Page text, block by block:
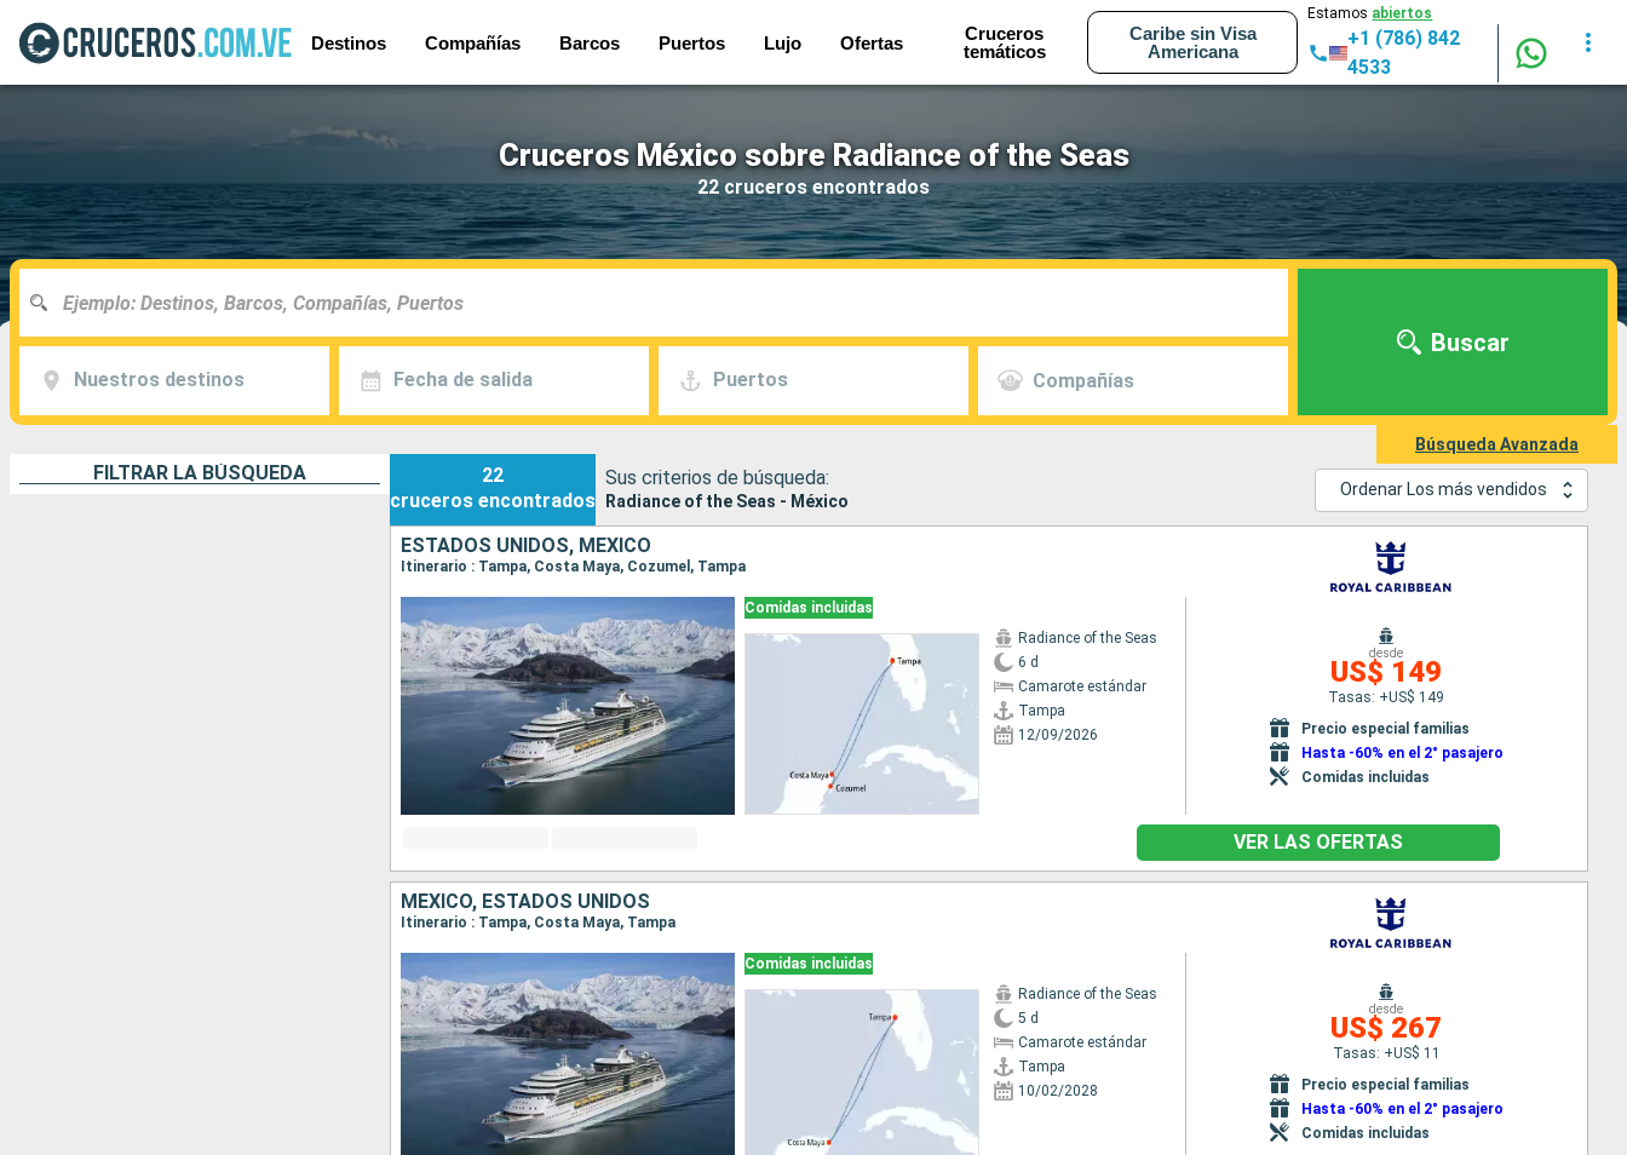
Destinos Compañías Barcos Puertos Lujo Ofertas
Cruceros
temáticos
Caribe sin Visa
Americana
Estamos abiertos
+1 (786) 842
4533
Cruceros México sobre Radiance of the Seas
22 cruceros encontrados
Nuestros destinos Fecha de salida Puertos Compañías
Buscar
Búsqueda Avanzada
FILTRAR LA BÚSQUEDA
22
cruceros encontrados
Sus criterios de búsqueda:
Radiance of the Seas - México
Ordenar Los más vendidos
ESTADOS UNIDOS, MÉXICO
Itinerario : Tampa, Costa Maya, Cozumel, Tampa
Comidas incluidas
Radiance of the Seas
6 d
Camarote estándar
Tampa
12/09/2026
desde
US$ 149
Tasas: +US$ 149
Precio especial familias
Hasta -60% en el 2° pasajero
Comidas incluidas
VER LAS OFERTAS
MÉXICO, ESTADOS UNIDOS
Itinerario : Tampa, Costa Maya, Tampa
Comidas incluidas
Radiance of the Seas
5 d
Camarote estándar
Tampa
10/02/2028
desde
US$ 267
Tasas: +US$ 11
Precio especial familias
Hasta -60% en el 2° pasajero
Comidas incluidas